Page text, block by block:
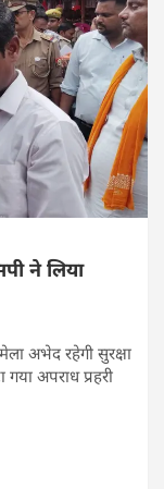
ने लिया
अभेद रहेगी सुरक्षा
अपराध प्रहरी